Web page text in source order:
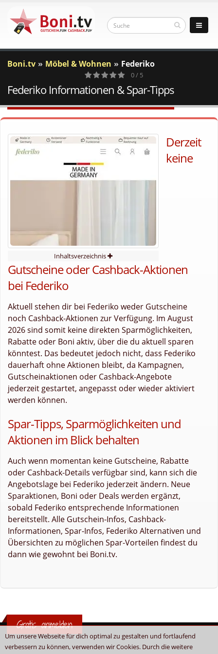
Um unsere Webseite für dich optimal zu gestalten und fortlaufend
verbessern zu können, verwenden wir Cookies. Durch die weitere
Boni.tv Möbel & Wohnen Federiko
0
Votes
0 / 5
Federiko Informationen & Spar-Tipps
Inhaltsverzeichnis
Derzeit
keine
Gutscheine oder Cashback-Aktionen
bei Federiko
Aktuell stehen dir bei Federiko weder Gutscheine
noch Cashback-Aktionen zur Verfügung. Im August
2026 sind somit keine direkten Sparmöglichkeiten,
Rabatte oder Boni aktiv, über die du aktuell sparen
könntest. Das bedeutet jedoch nicht, dass Federiko
dauerhaft ohne Aktionen bleibt, da Kampagnen,
Gutscheinaktionen oder Cashback-Angebote
jederzeit gestartet, angepasst oder wieder aktiviert
werden können.
Spar-Tipps, Sparmöglichkeiten und
Aktionen im Blick behalten
Auch wenn momentan keine Gutscheine, Rabatte
oder Cashback-Details verfügbar sind, kann sich die
Angebotslage bei Federiko jederzeit ändern. Neue
Sparaktionen, Boni oder Deals werden ergänzt,
sobald Federiko entsprechende Informationen
bereitstellt. Alle Gutschein-Infos, Cashback-
Informationen, Spar-Infos, Federiko Alternativen und
Übersichten zu möglichen Spar-Vorteilen findest du
dann wie gewohnt bei Boni.tv.
Gratis anmelden